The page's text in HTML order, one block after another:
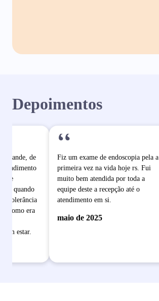
Depoimentos
grande, de
de
quando
intolerância
como era
estar.
“
Fiz um exame de endoscopia pela a
primeira vez na vida hoje rs. Fui
muito bem atendida por toda a
equipe deste a recepção até o
atendimento em si.
maio de 2025